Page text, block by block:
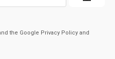
the Google Privacy Policy and